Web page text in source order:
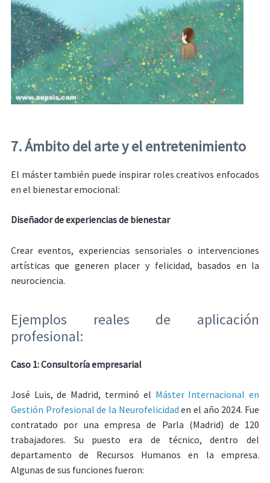
7. Ámbito del arte y el entretenimiento
El máster también puede inspirar roles creativos enfocados
en el bienestar emocional:
Diseñador de experiencias de bienestar
Crear eventos, experiencias sensoriales o intervenciones
artísticas que generen placer y felicidad, basados en la
neurociencia.
Ejemplos reales de aplicación
profesional:
Caso 1: Consultoría empresarial
José Luis, de Madrid, terminó el Máster Internacional en
Gestión Profesional de la Neurofelicidad en el año 2024. Fue
contratado por una empresa de Parla (Madrid) de 120
trabajadores. Su puesto era de técnico, dentro del
departamento de Recursos Humanos en la empresa.
Algunas de sus funciones fueron: